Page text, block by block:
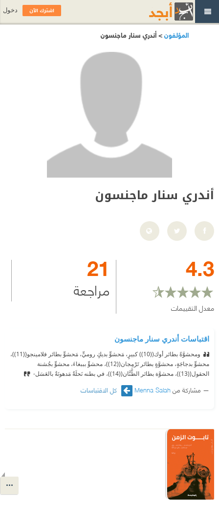
المؤلفون> أندري سنار ماجنسون
أندري سنار ماجنسون
4.3
معدل التقييمات
21
مراجعة
اقتباسات أندري سنار ماجنسون
ومحشوَّةً بطائر أوك((10)) كبيرٍ، مَحشوٍّ بديكٍ روميٍّ، مَحشوٍّ بطائر فلامينجو((11))،
محشوٍّ بدجاجَةٍ، محشوَّةٍ بطائر تَرْمِجان((12))، محشوٍّ بببغاءَ، محشوٍّ بجُشنة
الحقول((13))، محشوَّة بطائر الطَّنَّان((14))، في بطنه نَحلَةٌ مَدهونَةٌ بالعَسَل-
مشاركة منMenna Salah كل الاقتباسات
اشترك الآن دخول